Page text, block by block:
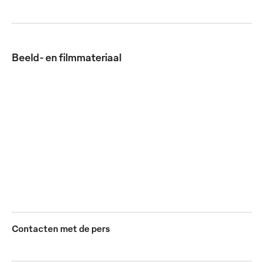
Beeld- en filmmateriaal
Contacten met de pers